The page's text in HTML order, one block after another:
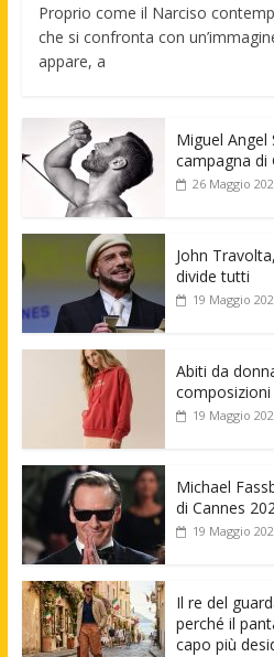
Proprio come il Narciso
che si confronta con
appare, a
Miguel Angel
campagna di
26 Maggio
John
divide tutti
19 Maggio
Abiti da
19 Maggio
Michael
di Cannes
19 Maggio
Il re del
perché il
capo più